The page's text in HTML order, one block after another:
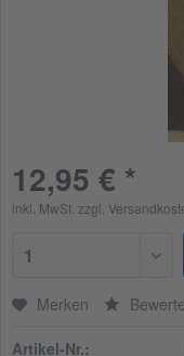
12,95 € *
inkl. MwSt. zzgl.
1
Merken
Artikel-Nr.: